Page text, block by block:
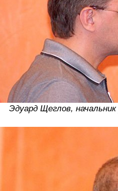
Эдуард Щеглов,